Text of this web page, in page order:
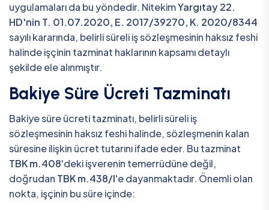
uygulamaları da bu yöndedir. NitekimYargıtay 22.
HD'nin T. 01.07.2020, E. 2017/39270, K. 2020/8344
sayılı kararında, belirli süreli iş sözleşmesinin haksız feshi
halinde işçinin tazminat haklarının kapsamı detaylı
şekilde ele alınmıştır.
Bakiye Süre Ücreti Tazminatı
Bakiye süre ücreti tazminatı, belirli süreli iş
sözleşmesinin haksız feshi halinde, sözleşmenin kalan
süresine ilişkin ücret tutarını ifade eder. Bu tazminat
TBK m.408'deki işverenin temerrüdüne değil,
doğrudan TBK m.438/I'e dayanmaktadır. Önemli olan
nokta, işçinin bu süre içinde: